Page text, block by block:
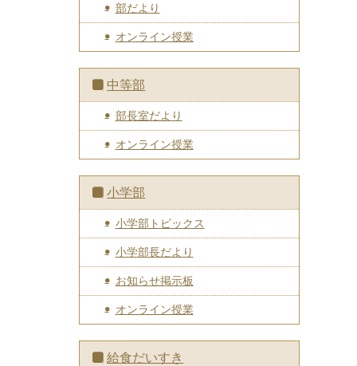
部だより
オンライン授業
中等部
部長室だより
オンライン授業
小学部
小学部トピックス
小学部長だより
お知らせ掲示板
オンライン授業
給食だいすき